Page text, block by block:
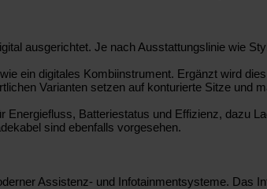
ausgerichtet. Je nach Ausstattungslinie wie
ein digitales Kombiinstrument. Ergänzt wird
Varianten setzen auf konturierte Sitze und
Batteriestatus und Effizienz, dazu
sind ebenfalls vorgesehen.
Assistenz- und Infotainmentsysteme. Das